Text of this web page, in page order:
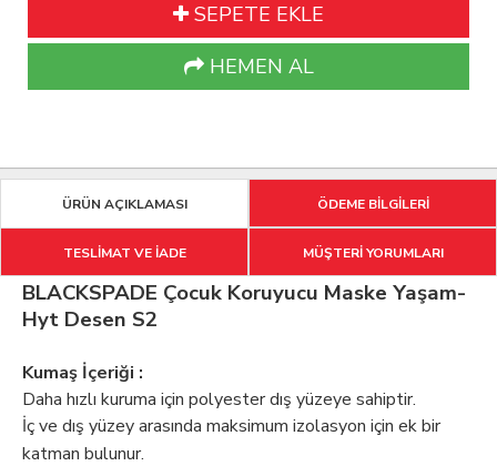
SEPETE EKLE
HEMEN AL
ÜRÜN AÇIKLAMASI ÖDEME BİLGİLERİ
TESLİMAT VE İADE MÜŞTERİ YORUMLARI
BLACKSPADE Çocuk Koruyucu Maske Yaşam-
Hyt Desen S2
Kumaş İçeriği :
Daha hızlı kuruma için polyester dış yüzeye sahiptir.
İç ve dış yüzey arasında maksimum izolasyon için ek bir
katman bulunur.